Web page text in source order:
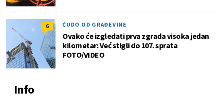
6 ČUDO OD GRAĐEVINE
Ovako će izgledati prva zgrada visoka jedan
kilometar: Već stigli do 107. sprata
FOTO/VIDEO
Info